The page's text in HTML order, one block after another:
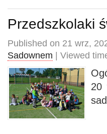
Przedszkolaki
Published on 21 wrz,
Sadownem | Viewed
20